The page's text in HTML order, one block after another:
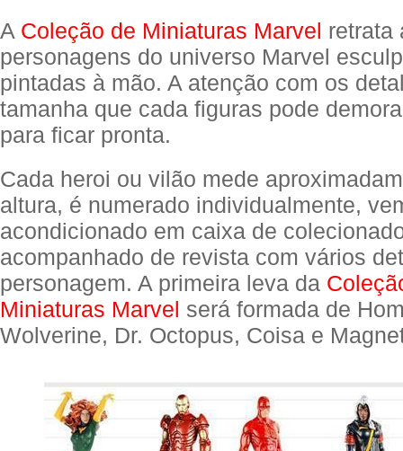
A Coleção de Miniaturas Marvel retrata
personagens do universo Marvel
pintadas à mão. A atenção com os
tamanha que cada figuras pode
para ficar pronta.
Cada heroi ou vilão mede
altura, é numerado individualmente,
acondicionado em caixa de
acompanhado de revista com vários
personagem. A primeira leva da
Miniaturas Marvel será formada de
Wolverine, Dr. Octopus, Coisa e